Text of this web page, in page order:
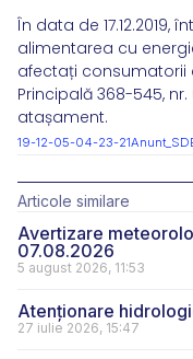
În data de 17.12.2019,
alimentarea cu
afectați consumatorii
Principală 368-545,
atașament.
19-12-05-04-23-
Articole similare
Avertizare
07.08.2026
5 august 2026, 11:53
Atenționare
27 iulie 2026, 15:47